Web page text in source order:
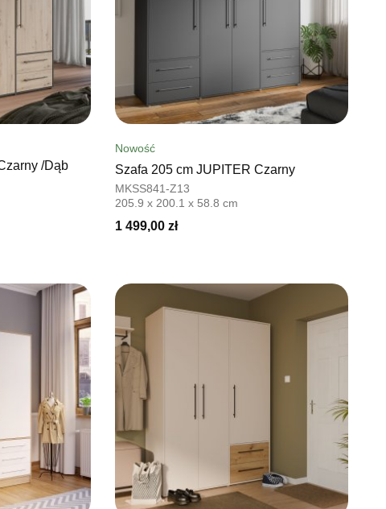
/Dąb
Nowość
Szafa 205 cm JUPITER Czarny
MKSS841-Z13
205.9 x 200.1 x 58.8 cm
1 499,00 zł